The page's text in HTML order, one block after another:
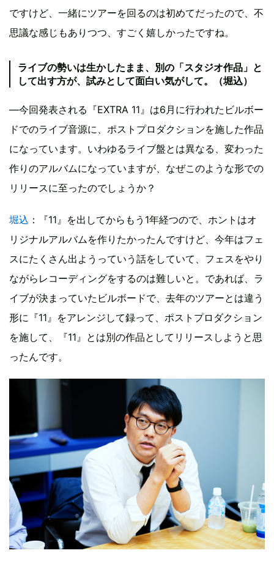
ですけど、一緒にツアーを回るのは初めてだったので、不
思議な感じもありつつ、すごく嬉しかったですね。
ライブの勢いは生かしたまま、別の「スタジオ作品」と
して出す方が、試みとして面白い気がして。（堀込）
―今回発表される『EXTRA 11』は6月に行われたビルボー
ドでのライブ音源に、ポストプロダクションを施した作品
になっています。いわゆるライブ盤とは異なる、変わった
作りのアルバムになっていますが、なぜこのような形での
リリースに至ったのでしょうか？
堀込 ：『11』を出してからもう1年経つので、ホントはオ
リジナルアルバムを作りたかったんですけど、今年はフェ
スにたくさん出ようっていう話をしていて、フェスをやり
ながらレコーディングをするのは難しいと。であれば、ラ
イブが決まっていたビルボードで、去年のツアーとは違う
形に『11』をアレンジして録って、ポストプロダクション
を施して、『11』とは別の作品としてリリースしようと思
ったんです。